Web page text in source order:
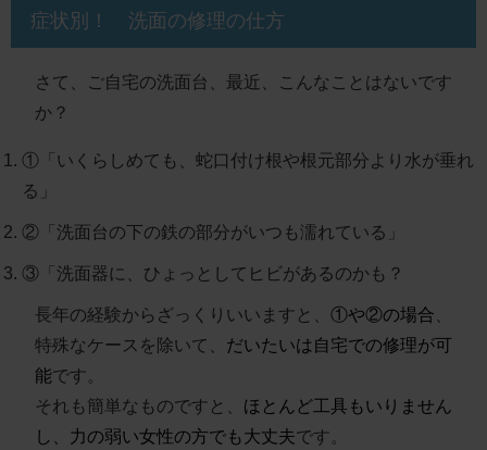
症状別！ 洗面の修理の仕方
さて、ご自宅の洗面台、最近、こんなことはないです
か？
①「いくらしめても、蛇口付け根や根元部分より水が垂れ
る」
②「洗面台の下の鉄の部分がいつも濡れている」
③「洗面器に、ひょっとしてヒビがあるのかも？
長年の経験からざっくりいいますと、 ①や②の場合
特殊なケースを除いて、 だいたいは自宅での修理が可
能です。
それも簡単なものですと、 ほとんど工具もいりません
し、力の弱い女性の方でも大丈夫です。